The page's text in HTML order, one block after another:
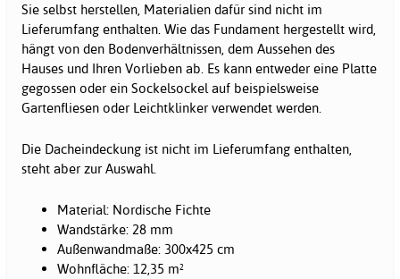
Sie selbst herstellen, Materialien dafür sind nicht im
Lieferumfang enthalten. Wie das Fundament hergestellt wird,
hängt von den Bodenverhältnissen, dem Aussehen des
Hauses und Ihren Vorlieben ab. Es kann entweder eine Platte
gegossen oder ein Sockelsockel auf beispielsweise
Gartenfliesen oder Leichtklinker verwendet werden.
Die Dacheindeckung ist nicht im Lieferumfang enthalten,
steht aber zur Auswahl.
Material: Nordische Fichte
Wandstärke: 28 mm
Außenwandmaße: 300x425 cm
Wohnfläche: 12,35 m²